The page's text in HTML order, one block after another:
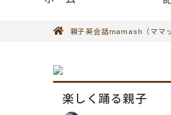
親子英会話mamash（ママ
楽しく踊る親子